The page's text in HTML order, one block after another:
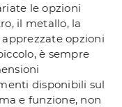
le opzioni
il metallo, la
opzioni
è sempre
disponibili sul
e funzione, non